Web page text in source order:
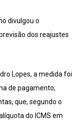
divulgou o
dos reajustes
Lopes, a medida foi
de pagamento,
que, segundo o
do ICMS em